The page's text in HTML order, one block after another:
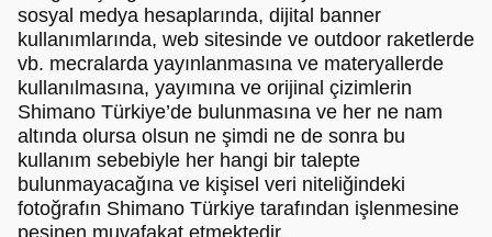
sosyal medya hesaplarında, dijital banner
kullanımlarında, web sitesinde ve outdoor raketlerde
vb. mecralarda yayınlanmasına ve materyallerde
kullanılmasına, yayımına ve orijinal çizimlerin
Shimano Türkiye’de bulunmasına ve her ne nam
altında olursa olsun ne şimdi ne de sonra bu
kullanım sebebiyle her hangi bir talepte
bulunmayacağına ve kişisel veri niteliğindeki
fotoğrafın Shimano Türkiye tarafından işlenmesine
peşinen muvafakat etmektedir.